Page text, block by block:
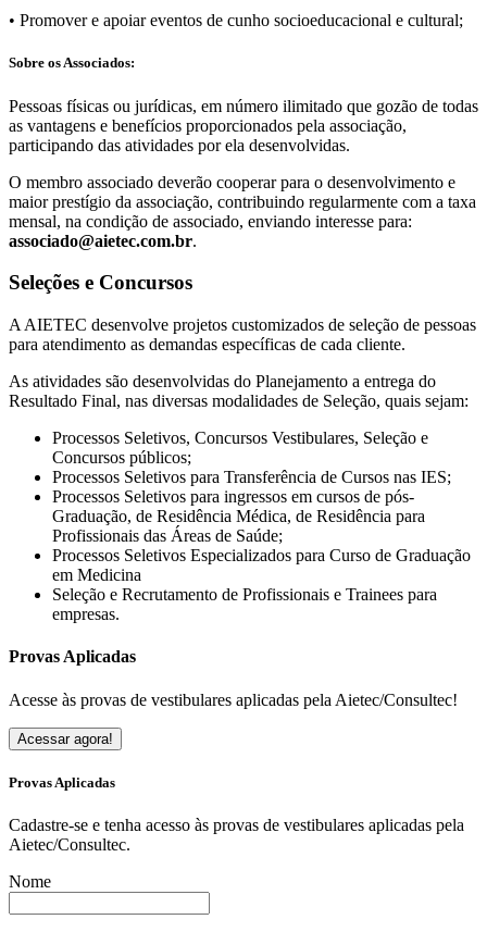
• Promover e apoiar eventos de cunho socioeducacional e cultural;
Sobre os Associados:
Pessoas fí­sicas ou jurí­dicas, em número ilimitado que gozão de todas
as vantagens e benefí­cios proporcionados pela associação,
participando das atividades por ela desenvolvidas.
O membro associado deverão cooperar para o desenvolvimento e
maior prestí­gio da associação, contribuindo regularmente com a taxa
mensal, na condição de associado, enviando interesse para:
associado@aietec.com.br.
Seleções e Concursos
A AIETEC desenvolve projetos customizados de seleção de pessoas
para atendimento as demandas específicas de cada cliente.
As atividades são desenvolvidas do Planejamento a entrega do
Resultado Final, nas diversas modalidades de Seleção, quais sejam:
Processos Seletivos, Concursos Vestibulares, Seleção e
Concursos públicos;
Processos Seletivos para Transferência de Cursos nas IES;
Processos Seletivos para ingressos em cursos de pós-
Graduação, de Residência Médica, de Residência para
Profissionais das Áreas de Saúde;
Processos Seletivos Especializados para Curso de Graduação
em Medicina
Seleção e Recrutamento de Profissionais e Trainees para
empresas.
Provas Aplicadas
Acesse às provas de vestibulares aplicadas pela Aietec/Consultec!
Acessar agora!
Provas Aplicadas
Cadastre-se e tenha acesso às provas de vestibulares aplicadas pela
Aietec/Consultec.
Nome